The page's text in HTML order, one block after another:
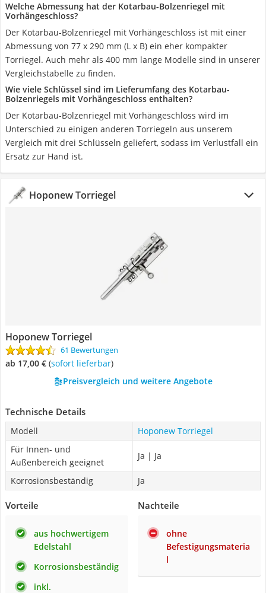
Welche Abmessung hat der Kotarbau-Bolzenriegel mit
Vorhängeschloss?
Der Kotarbau-Bolzenriegel mit Vorhängeschloss ist mit einer
Abmessung von 77 x 290 mm (L x B) ein eher kompakter
Torriegel. Auch mehr als 400 mm lange Modelle sind in unserer
Vergleichstabelle zu finden.
Wie viele Schlüssel sind im Lieferumfang des Kotarbau-
Bolzenriegels mit Vorhängeschloss enthalten?
Der Kotarbau-Bolzenriegel mit Vorhängeschloss wird im
Unterschied zu einigen anderen Torriegeln aus unserem
Vergleich mit drei Schlüsseln geliefert, sodass im Verlustfall ein
Ersatz zur Hand ist.
Hoponew Torriegel
Hoponew Torriegel
61 Bewertungen
ab 17,00 € ( Sofort lieferbar)
Preisvergleich und weitere Angebote
Technische Details
Modell
Hoponew Torriegel
Für Innen- und
Außenbereich geeignet
Ja | Ja
Korrosionsbeständig Ja
Vorteile
aus hochwertigem
Edelstahl
Korrosionsbeständig
inkl.
Nachteile
ohne
Befestigungsmateria
l